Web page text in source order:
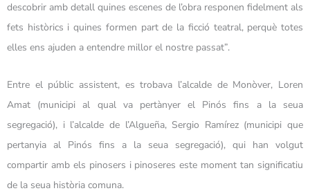
descobrir amb detall quines escenes de l’obra responen fidelment als
fets històrics i quines formen part de la ficció teatral, perquè totes
elles ens ajuden a entendre millor el nostre passat”.
Entre el públic assistent, es trobava l’alcalde de Monòver, Loren
Amat (municipi al qual va pertànyer el Pinós fins a la seua
segregació), i l’alcalde de l’Algueña, Sergio Ramírez (municipi que
pertanyia al Pinós fins a la seua segregació), qui han volgut
compartir amb els pinosers i pinoseres este moment tan significatiu
de la seua història comuna.